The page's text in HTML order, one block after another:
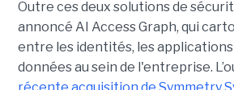
Outre ces deux solutions de
annoncé AI Access Graph, qui
entre les identités, les
données au sein de l'entreprise.